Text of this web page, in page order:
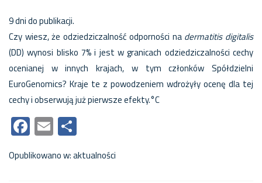
9 dni do publikacji.
Czy wiesz, że odziedziczalność odporności na dermatitis digitalis
(DD) wynosi blisko 7% i jest w granicach odziedziczalności cechy
ocenianej w innych krajach, w tym członków Spółdzielni
EuroGenomics? Kraje te z powodzeniem wdrożyły ocenę dla tej
cechy i obserwują już pierwsze efekty.°C
Facebook
Email
Opublikowano w:aktualności